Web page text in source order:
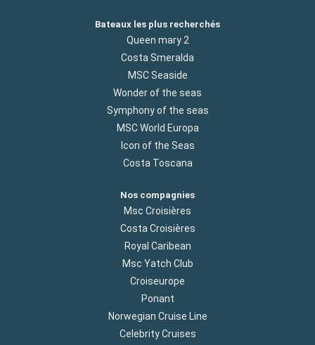
Bateaux les plus recherchés
Queen mary 2
Costa Smeralda
MSC Seaside
Wonder of the seas
Symphony of the seas
MSC World Europa
Icon of the Seas
Costa Toscana
Nos compagnies
Msc Croisières
Costa Croisières
Royal Caribean
Msc Yatch Club
Croiseurope
Ponant
Norwegian Cruise Line
Celebrity Cruises